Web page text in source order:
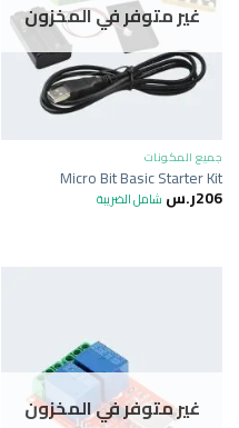
غير متوفر في المخزون
جميع المكونات
Micro Bit Basic Starter Kit
206ر.س شامل الضريبة
غير متوفر في المخزون